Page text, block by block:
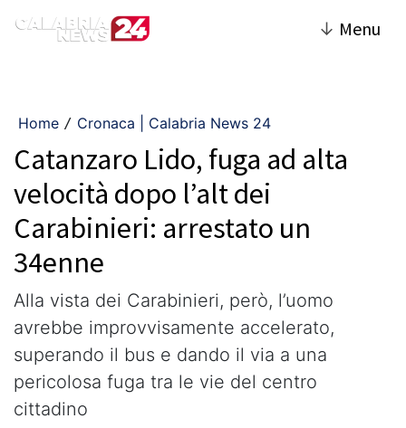
↓ Menu
Home / Cronaca | Calabria News 24
Catanzaro Lido, fuga ad alta
velocità dopo l’alt dei
Carabinieri: arrestato un
34enne
Alla vista dei Carabinieri, però, l’uomo
avrebbe improvvisamente accelerato,
superando il bus e dando il via a una
pericolosa fuga tra le vie del centro
cittadino